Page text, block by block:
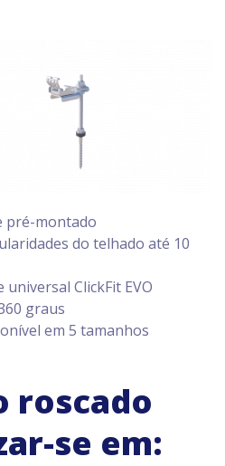
pré-montado
do telhado até 10
ClickFit EVO
graus
em 5 tamanhos
roscado
se em: